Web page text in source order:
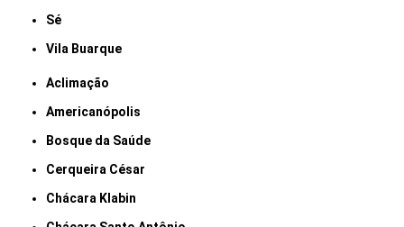
Sé
Vila Buarque
Aclimação
Americanópolis
Bosque da Saúde
Cerqueira César
Chácara Klabin